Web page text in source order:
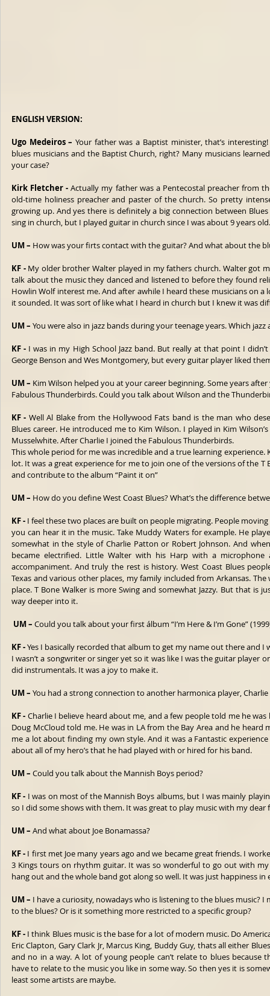
ENGLISH VERSION:
Ugo Medeiros – Your father was a Baptist minister, that’s
blues musicians and the Baptist Church, right? Many musicians
your case?
Kirk Fletcher - Actually my father was a Pentecostal preacher from
old-time holiness preacher and paster of the church. So pretty
growing up. And yes there is definitely a big connection between
sing in church, but I played guitar in church since I was about 9 years old.
UM – How was your firts contact with the guitar? And what about the
KF - My older brother Walter played in my fathers church. Walter got
talk about the music they danced and listened to before they found
Howlin Wolf interest me. And after awhile I heard these musicians on
it sounded. It was sort of like what I heard in church but I knew it was
UM – You were also in jazz bands during your teenage years. Which
KF - I was in my High School Jazz band. But really at that point I
George Benson and Wes Montgomery, but every guitar player liked
UM – Kim Wilson helped you at your career beginning. Some years
Fabulous Thunderbirds. Could you talk about Wilson and the
KF - Well Al Blake from the Hollywood Fats band is the man who
Blues career. He introduced me to Kim Wilson. I played in Kim
Musselwhite. After Charlie I joined the Fabulous Thunderbirds.
This whole period for me was incredible and a true learning experience.
lot. It was a great experience for me to join one of the versions of the T
and contribute to the album “Paint it on”
UM – How do you define West Coast Blues? What’s the difference
KF - I feel these two places are built on people migrating. People
you can hear it in the music. Take Muddy Waters for example. He
somewhat in the style of Charlie Patton or Robert Johnson. And
became electrified. Little Walter with his Harp with a microphone
accompaniment. And truly the rest is history. West Coast Blues
Texas and various other places, my family included from Arkansas.
place. T Bone Walker is more Swing and somewhat Jazzy. But that is
way deeper into it.
UM – Could you talk about your first álbum “I’m Here & I’m Gone”
KF - Yes I basically recorded that album to get my name out there and I
I wasn’t a songwriter or singer yet so it was like I was the guitar player
did instrumentals. It was a joy to make it.
UM – You had a strong connection to another harmonica player,
KF - Charlie I believe heard about me, and a few people told me he
Doug McCloud told me. He was in LA from the Bay Area and he heard
me a lot about finding my own style. And it was a Fantastic
about all of my hero’s that he had played with or hired for his band.
UM – Could you talk about the Mannish Boys period?
KF - I was on most of the Mannish Boys albums, but I was mainly
so I did some shows with them. It was great to play music with my dear
UM – And what about Joe Bonamassa?
KF - I first met Joe many years ago and we became great friends. I
3 Kings tours on rhythm guitar. It was so wonderful to go out with
hang out and the whole band got along so well. It was just happiness in
UM – I have a curiosity, nowadays who is listening to the blues music?
to the blues? Or is it something more restricted to a specific group?
KF - I think Blues music is the base for a lot of modern music. Do
Eric Clapton, Gary Clark Jr, Marcus King, Buddy Guy, thats all either
and no in a way. A lot of young people can’t relate to blues because
have to relate to the music you like in some way. So then yes it is
least some artists are maybe.